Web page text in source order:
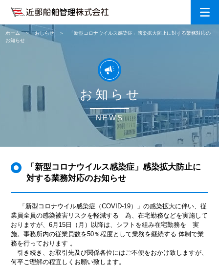
ホーム おしらせ
「新型コロナウイルス感染症」感染拡大防止に対する業務対応の
お知らせ
お知らせ
NEWS
「新型コロナウイルス感染症」感染拡大防止に
対する業務対応のお知らせ
「新型コロナウイル感染症（COVID-19）」の感染拡大に伴い、従
業員全員の感染被害リスクを軽減する 為、在宅勤務などを実施して
おりますが、6月15日（月）以降は、シフトを組み在宅勤務を 実
施。事務所内の従業員数を50％程度として業務を継続する 体制で業
務を行っております 。
引き続き、お取引先及び関係各位にはご不便をおかけ致しますが、
何卒ご理解の程宜しくお願い致します。